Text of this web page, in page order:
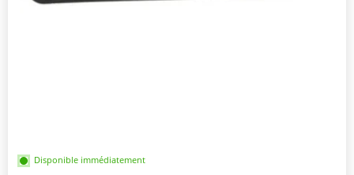
Disponible immédiatement